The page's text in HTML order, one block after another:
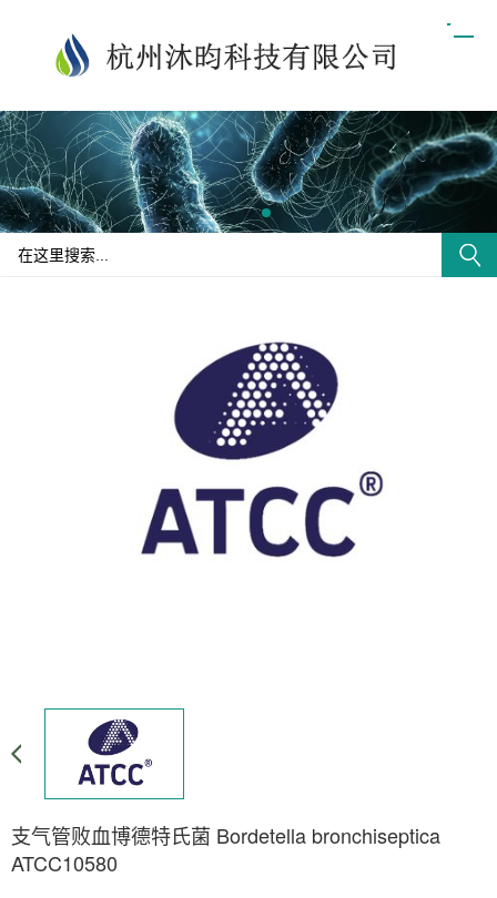
支气管败血博德特氏菌 Bordetella bronchiseptica
ATCC10580